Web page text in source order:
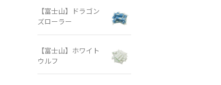
【富士山】ドラゴン
ズローラー
【富士山】ホワイト
ウルフ